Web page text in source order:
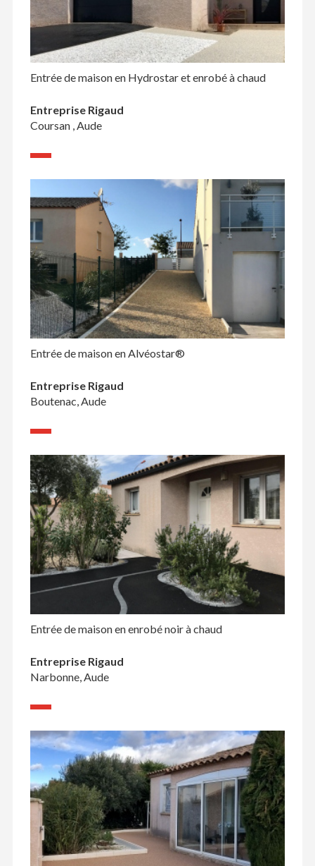
Entrée de maison en Hydrostar et enrobé à chaud
Entreprise Rigaud
Coursan , Aude
Entrée de maison en Alvéostar®
Entreprise Rigaud
Boutenac, Aude
Entrée de maison en enrobé noir à chaud
Entreprise Rigaud
Narbonne, Aude